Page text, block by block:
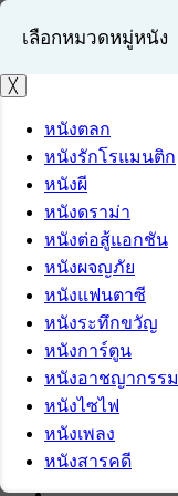
เข้าสู่ระบบ
สมัครสมาชิก
เลือกหมวดหมู่หนัง
╳
หนังตลก
หนังรักโรแมนติก
หนังผี
หนังดราม่า
หนังต่อสู้แอกชัน
หนังผจญภัย
หนังแฟนตาซี
หนังระทึกขวัญ
หนังการ์ตูน
หนังอาชญากรรม
หนังไซไฟ
หนังเพลง
หนังสารคดี